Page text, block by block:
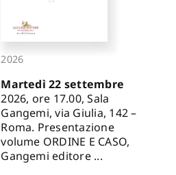
2026
Martedì 22 settembre
2026, ore 17.00, Sala
Gangemi, via Giulia, 142 –
Roma. Presentazione
volume ORDINE E CASO,
Gangemi editore ...